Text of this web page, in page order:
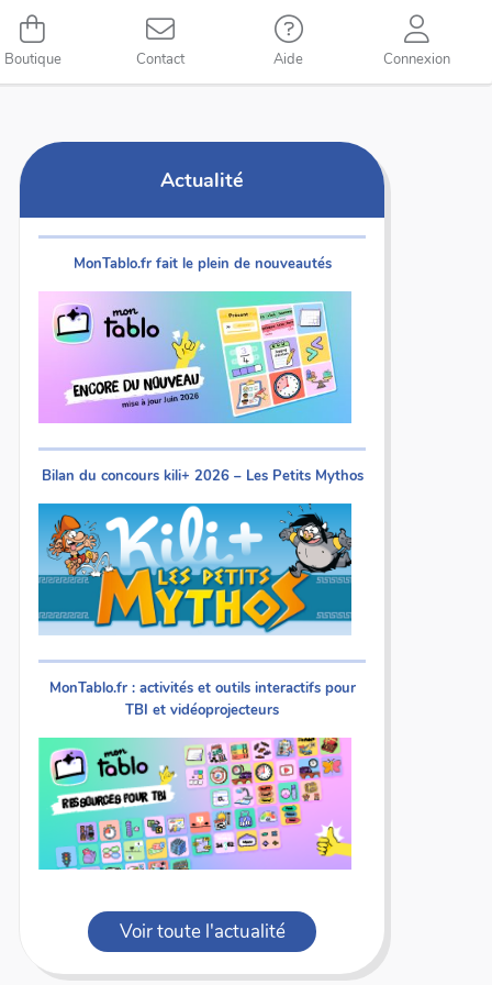
Boutique Contact Aide Connexion
Actualité
MonTablo.fr fait le plein de nouveautés
Bilan du concours kili+ 2026 – Les Petits Mythos
MonTablo.fr : activités et outils interactifs pour
TBI et vidéoprojecteurs
Voir toute l'actualité